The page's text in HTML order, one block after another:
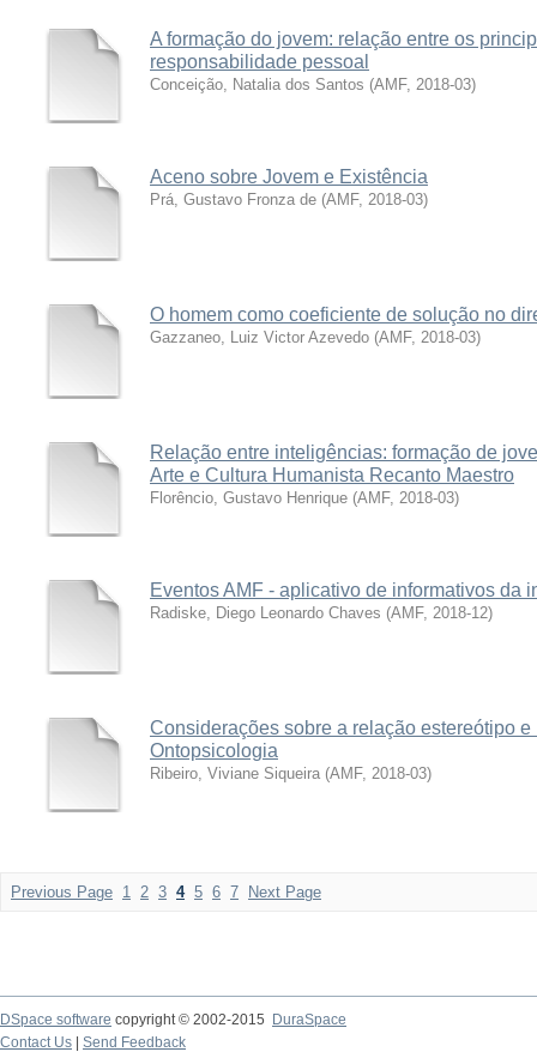
A formação do jovem: relação entre os
responsabilidade pessoal
Conceição, Natalia dos Santos (AMF, 2018-03)
Aceno sobre Jovem e Existência
Prá, Gustavo Fronza de (AMF, 2018-03)
O homem como coeficiente de solução no
Gazzaneo, Luiz Victor Azevedo (AMF, 2018-03)
Relação entre inteligências: formação de
Arte e Cultura Humanista Recanto Maestro
Florêncio, Gustavo Henrique (AMF, 2018-03)
Eventos AMF - aplicativo de informativos da
Radiske, Diego Leonardo Chaves (AMF, 2018-12)
Considerações sobre a relação estereótipo
Ontopsicologia
Ribeiro, Viviane Siqueira (AMF, 2018-03)
Previous Page 1 2 3 4 5 6 7 Next Page
DSpace software copyright © 2002-2015
DuraSpace
Contact Us
Send Feedback